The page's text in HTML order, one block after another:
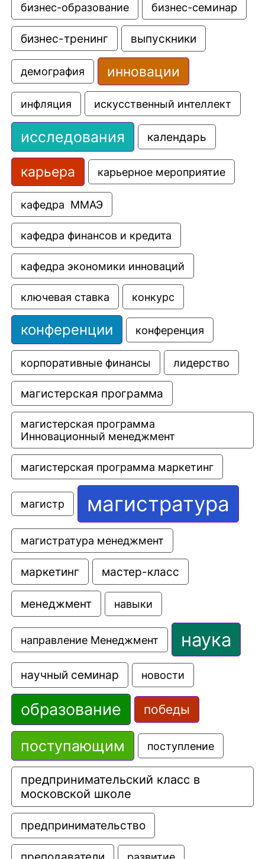
бизнес-образование бизнес-семинар
бизнес-тренинг выпускники
демография инновации
инфляция искусственный интеллект
исследования календарь
карьера карьерное мероприятие
кафедра  ММАЭ
кафедра финансов и кредита
кафедра экономики инноваций
ключевая ставка конкурс
конференции конференция
корпоративные финансы лидерство
магистерская программа
магистерская программа
Инновационный менеджмент
магистерская программа маркетинг
магистр магистратура
магистратура менеджмент
маркетинг мастер-класс
менеджмент навыки
направление Менеджмент наука
научный семинар новости
образование победы
поступающим поступление
предпринимательский класс в
московской школе
предпринимательство